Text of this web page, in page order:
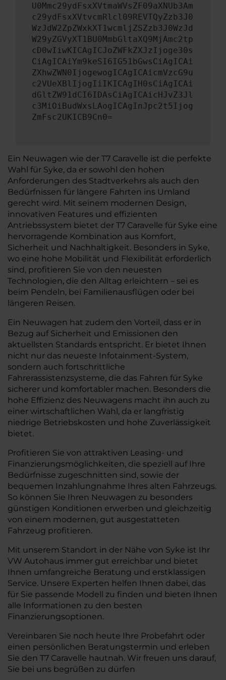
U0Mmc29ydFsxXVtmaWVsZF09aXNUb3Am
c29ydFsxXVtvcmRlcl09REVTQyZzb3J0
WzJdW2ZpZWxkXT1wcmljZSZzb3J0WzJd
W29yZGVyXT1BU0MmbGltaXQ9MjAmc2tp
cD0wIiwKICAgICJoZWFkZXJzIjoge30s
CiAgICAiYm9keSI6IG51bGwsCiAgICAi
ZXhwZWN0IjogewogICAgICAicmVzcG9u
c2VUeXBlIjogIiIKICAgIH0sCiAgICAi
dGltZW91dCI6IDAsCiAgICAicHJvZ3Jl
c3MiOiBudWxsLAogICAgInJpc2t5Ijog
ZmFsc2UKICB9Cn0=
Ein Neuwagen wie der T7 Caravelle ist die perfekte
Wahl für Syke, da er sowohl den hohen
Anforderungen des Stadtverkehrs als auch den
Bedürfnissen für längere Fahrten ins Umland
gerecht wird. Mit seinem modernen Design,
innovativen Features und effizienten
Antriebssystem bietet der T7 Caravelle für Syke eine
hervorragende Kombination aus Komfort,
Sicherheit und Nachhaltigkeit. Besonders in Syke,
wo eine hohe Mobilität und Flexibilität erforderlich
sind, profitieren Sie von den neuesten
Technologien, die den Alltag erleichtern – sei es
beim Pendeln, bei Familienausflügen oder bei
längeren Reisen.
Ein Neuwagen hat zudem den Vorteil, dass er in
Bezug auf Sicherheit und Emissionen den
aktuellsten Standards entspricht. Er bietet Ihnen
nicht nur das neueste Infotainment-System,
sondern auch fortschrittliche
Fahrerassistenzsysteme, die das Fahren für Syke
sicherer und komfortabler machen. Besonders die
hohe Effizienz des Neuwagens macht ihn auch zu
einer wirtschaftlichen Wahl, da er langfristig
niedrige Betriebskosten und hohe Zuverlässigkeit
bietet.
Profitieren Sie von attraktiven Leasing- und
Finanzierungsmöglichkeiten, die speziell auf Ihre
Bedürfnisse zugeschnitten sind, sowie der
bequemen Inzahlungnahme Ihres alten Fahrzeugs.
So können Sie Ihren Neuwagen zu besonders
günstigen Konditionen erwerben und gleichzeitig
von einem modernen, gut ausgestatteten
Fahrzeug profitieren.
Mit unserem Standort in der Nähe von Syke ist Ihr
VW Autohaus immer gut erreichbar und bietet
Ihnen umfangreiche Beratung und erstklassigen
Service. Unsere Experten helfen Ihnen dabei, das
für Sie passende Modell zu finden und bieten Ihnen
alle Informationen zu den besten
Finanzierungsoptionen.
Vereinbaren Sie noch heute Ihre Probefahrt oder
einen persönlichen Beratungstermin und erleben
Sie den T7 Caravelle hautnah. Wir freuen uns darauf,
Sie bei uns begrüßen zu dürfen